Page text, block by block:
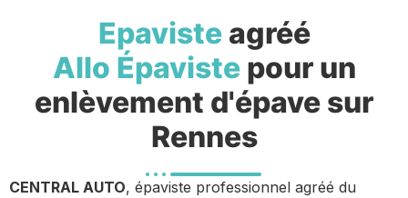
Epavisteagréé
Allo Épavistepour un
enlèvement d'épave sur
Rennes
CENTRAL AUTO, épaviste professionnel agréé du